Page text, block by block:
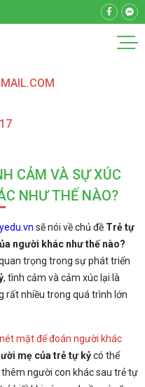
CẢM VÀ SỰ XÚC
NHƯ THẾ NÀO?
sẽ nói về chủ đề Trẻ tự
người khác như thế nào?
trọng trong sự phát triển
, tình cảm và cảm xúc lại là
rất nhiều trong quá trình lớn
mặt để đoán người khác
mẹ của trẻ tự kỷcó thể
người con khác sau trẻ tự